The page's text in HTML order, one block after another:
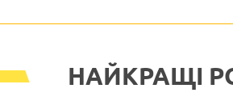
НАЙКРАЩІ